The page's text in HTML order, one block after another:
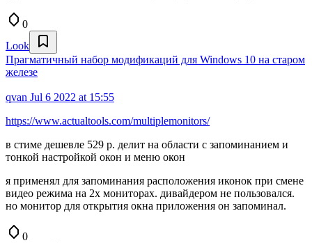
0
Look
Прагматичный набор модификаций для Windows 10 на старом
железе
qvan Jul 6 2022 at 15:55
https://www.actualtools.com/multiplemonitors/
в стиме дешевле 529 р. делит на области с запоминанием и
тонкой настройкой окон и меню окон
я применял для запоминания расположения иконок при смене
видео режима на 2х мониторах. дивайдером не пользовался.
но монитор для открытия окна приложения он запоминал.
0